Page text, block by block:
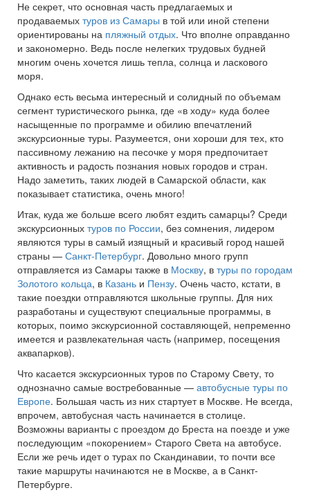
Не секрет, что основная часть предлагаемых и
продаваемых туров из Самары в той или иной степени
ориентированы на пляжный отдых. Что вполне оправданно
и закономерно. Ведь после нелегких трудовых будней
многим очень хочется лишь тепла, солнца и ласкового
моря.
Однако есть весьма интересный и солидный по объемам
сегмент туристического рынка, где «в ходу» куда более
насыщенные по программе и обилию впечатлений
экскурсионные туры. Разумеется, они хороши для тех, кто
пассивному лежанию на песочке у моря предпочитает
активность и радость познания новых городов и стран.
Надо заметить, таких людей в Самарской области, как
показывает статистика, очень много!
Итак, куда же больше всего любят ездить самарцы? Среди
экскурсионных туров по России, без сомнения, лидером
являются туры в самый изящный и красивый город нашей
страны — Санкт-Петербург. Довольно много групп
отправляется из Самары также в Москву, в туры по городам
Золотого кольца, в Казань и Пензу. Очень часто, кстати, в
такие поездки отправляются школьные группы. Для них
разработаны и существуют специальные программы, в
которых, поимо экскурсионной составляющей, непременно
имеется и развлекательная часть (например, посещения
аквапарков).
Что касается экскурсионных туров по Старому Свету, то
однозначно самые востребованные — автобусные туры по
Европе. Большая часть из них стартует в Москве. Не всегда,
впрочем, автобусная часть начинается в столице.
Возможны варианты с проездом до Бреста на поезде и уже
последующим «покорением» Старого Света на автобусе.
Если же речь идет о турах по Скандинавии, то почти все
такие маршруты начинаются не в Москве, а в Санкт-
Петербурге.